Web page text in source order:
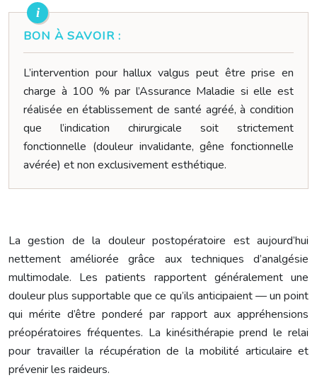
BON À SAVOIR :
L’intervention pour hallux valgus peut être prise en
charge à 100 % par l’Assurance Maladie si elle est
réalisée en établissement de santé agréé, à condition
que l’indication chirurgicale soit strictement
fonctionnelle (douleur invalidante, gêne fonctionnelle
avérée) et non exclusivement esthétique.
La gestion de la douleur postopératoire est aujourd’hui
nettement améliorée grâce aux techniques d’analgésie
multimodale. Les patients rapportent généralement une
douleur plus supportable que ce qu’ils anticipaient — un point
qui mérite d’être ponderé par rapport aux appréhensions
préopératoires fréquentes. La kinésithérapie prend le relai
pour travailler la récupération de la mobilité articulaire et
prévenir les raideurs.